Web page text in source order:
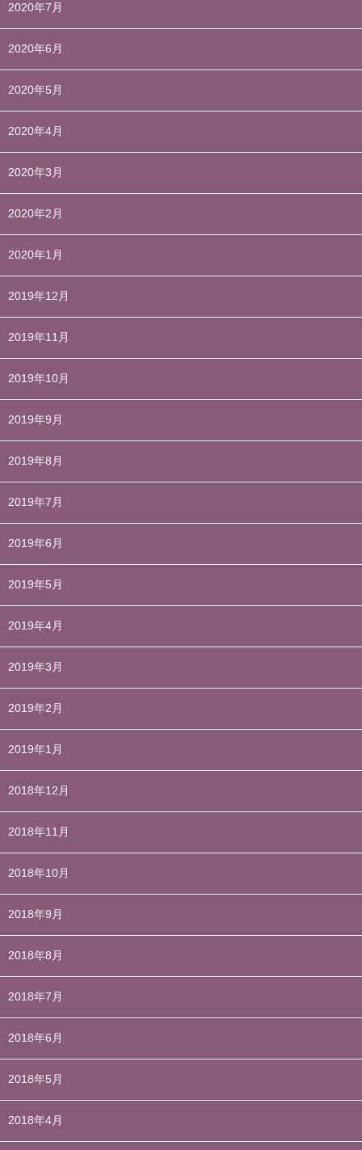
2020年7月
2020年6月
2020年5月
2020年4月
2020年3月
2020年2月
2020年1月
2019年12月
2019年11月
2019年10月
2019年9月
2019年8月
2019年7月
2019年6月
2019年5月
2019年4月
2019年3月
2019年2月
2019年1月
2018年12月
2018年11月
2018年10月
2018年9月
2018年8月
2018年7月
2018年6月
2018年5月
2018年4月